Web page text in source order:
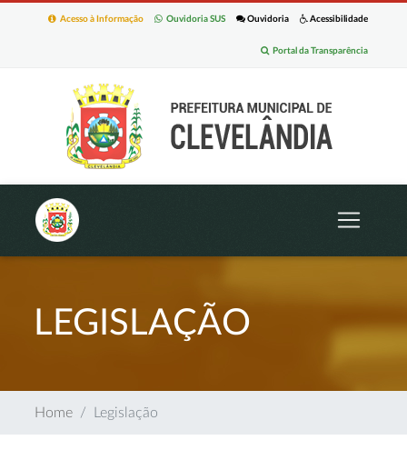
Acessibilidade
Ouvidoria
Ouvidoria SUS
Acesso à Informação
Portal da Transparência
LEGISLAÇÃO
Home Legislação